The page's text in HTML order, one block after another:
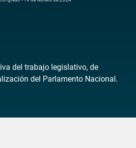
del trabajo legislativo, de
del Parlamento Nacional.